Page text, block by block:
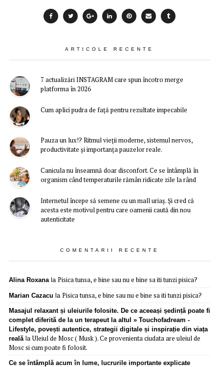
ARTICOLE RECENTE
7 actualizări INSTAGRAM care spun încotro merge
platforma în 2026
Cum aplici pudra de față pentru rezultate impecabile
Pauza un lux!? Ritmul vieții moderne, sistemul nervos,
productivitate și importanța pauzelor reale.
Canicula nu înseamnă doar disconfort. Ce se întâmplă în
organism când temperaturile rămân ridicate zile la rând
Internetul începe să semene cu un mall uriaș. Și cred că
acesta este motivul pentru care oamenii caută din nou
autenticitate
COMENTARII RECENTE
Alina Roxanala Pisica tunsa, e bine sau nu e bine sa iti tunzi pisica?
Marian Cazacu la Pisica tunsa, e bine sau nu e bine sa iti tunzi pisica?
Masajul relaxant și uleiurile folosite. De ce aceeași ședință poate fi
complet diferită de la un terapeut la altul » Touchofadream -
Lifestyle, povești autentice, strategii digitale și inspirație din viața
realălaUleiul de Mosc ( Musk ). Ce provenienta ciudata are uleiul de
Mosc si cum poate fi folosit.
Ce se întâmplă acum în lume, lucrurile importante explicate